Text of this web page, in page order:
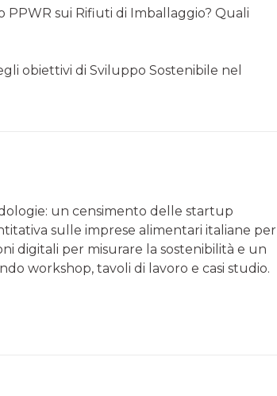
sui Rifiuti di Imballaggio? Quali
obiettivi di Sviluppo Sostenibile nel
un censimento delle startup
sulle imprese alimentari italiane per
digitali per misurare la sostenibilità e un
workshop, tavoli di lavoro e casi studio.